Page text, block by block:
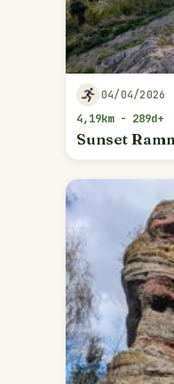
04/04/2026
4,19km - 289d+
Sunset